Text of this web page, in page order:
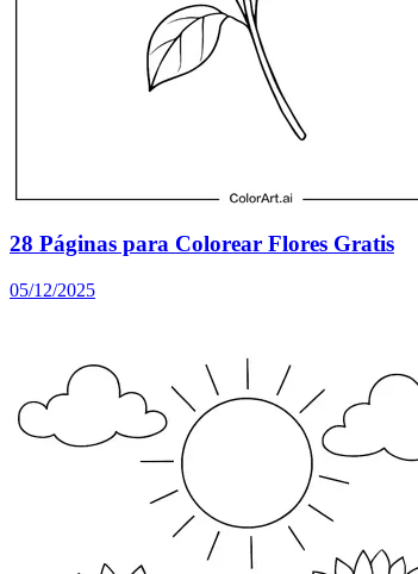
28 Páginas para Colorear Flores Gratis
05/12/2025